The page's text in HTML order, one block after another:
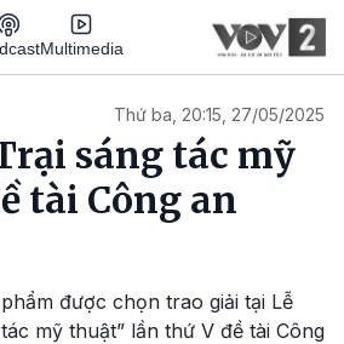
Multimedia
Thứ ba, 20:15, 27/05/2025
sáng tác mỹ
tài Công an
được chọn trao giải tại Lễ
mỹ thuật” lần thứ V đề tài Công